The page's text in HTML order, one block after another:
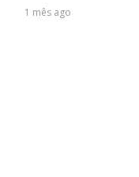
1 mês ago